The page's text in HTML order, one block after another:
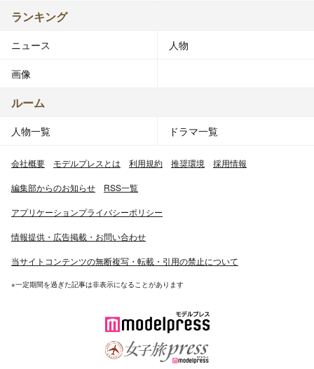
ランキング
ニュース 人物
画像
ルーム
人物一覧 ドラマ一覧
会社概要 モデルプレスとは 利用規約 推奨環境 採用情報
編集部からのお知らせ RSS一覧
アプリケーションプライバシーポリシー
情報提供・広告掲載・お問い合わせ
当サイトコンテンツの無断複写・転載・引用の禁止について
※一定期間を過ぎた記事は非表示になることがあります